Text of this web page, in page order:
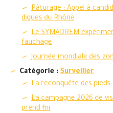
Pâturage : Appel à
digues du Rhône
Le SYMADREM
fauchage
Journée mondiale des
Catégorie : Surveiller
La reconquête des pieds
La campagne 2026 de
prend fin